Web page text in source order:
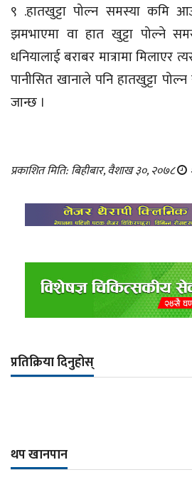
९ .हातखुट्टा पोल्न समस्या कमि
झमभाएमा वा हात खुट्टा पोल्ने
धनियालाई बराबर मात्रामा मिलाएर
पानीसित खानाले पनि हातखुट्टा
जान्छ ।
प्रकाशित मिति: बिहीबार, वैशाख ३०, २०७८
प्रतिक्रिया दिनुहोस्
थप खानपान